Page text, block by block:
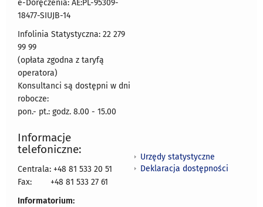
e-Doręczenia: AE:PL-95309-
18477-SIUJB-14
Infolinia Statystyczna: 22 279
99 99
(opłata zgodna z taryfą
operatora)
Konsultanci są dostępni w dni
robocze:
pon.- pt.: godz. 8.00 - 15.00
Informacje
telefoniczne:
Centrala: +48 81 533 20 51
Fax:
+48 81 533 27 61
Informatorium:
Urzędy statystyczne
Deklaracja dostępności